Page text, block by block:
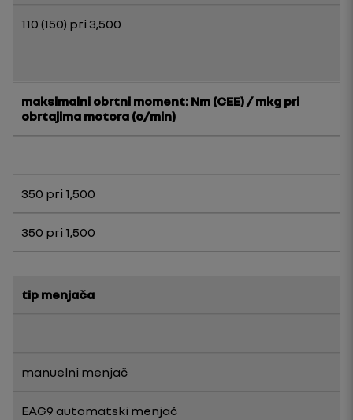
110 (150) pri 3,500
maksimalni obrtni moment: Nm (CEE) / mkg pri
obrtajima motora (o/min)
350 pri 1,500
350 pri 1,500
tip menjača
manuelni menjač
EAG9 automatski menjač